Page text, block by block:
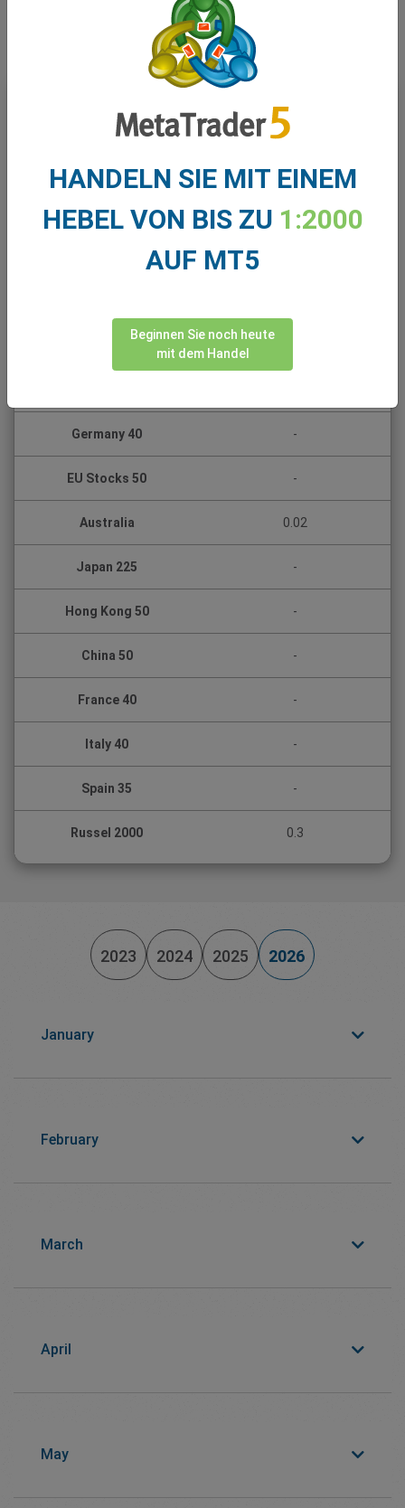
This Week
Shares
Swipe
Instrument Monday10/08
Germany 40 -
EU Stocks 50 -
Australia 0.02
Japan 225 -
Hong Kong 50 -
China 50 -
France 40 -
Italy 40 -
Spain 35 -
Russel 2000 0.3
2023 2024 2025 2026
January
February
March
April
May
HANDELN SIE MIT EINEM
HEBEL VON BIS ZU 1:2000
AUF MT5
Beginnen Sie noch heute
mit dem Handel